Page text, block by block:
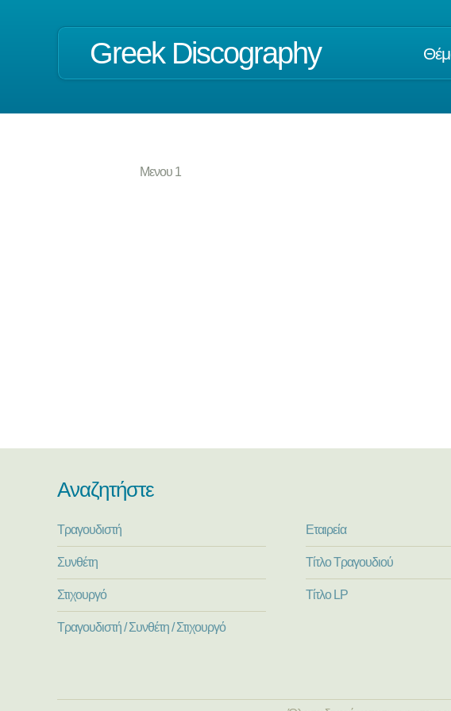
Greek Discography
Μενου 1
Αναζητήστε
Τραγουδιστή
Συνθέτη
Στιχουργό
Τραγουδιστή / Συνθέτη / Στιχουργό
Εταιρεία
Τίτλο Τραγουδιού
Τίτλο LP